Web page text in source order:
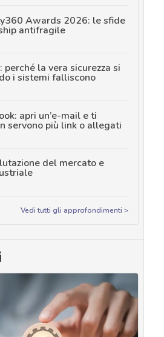
Awards 2026: le sfide
antifragile
perché la vera sicurezza si
i sistemi falliscono
apri un’e-mail e ti
servono più link o allegati
del mercato e
Vedi tutti gli approfondimenti >